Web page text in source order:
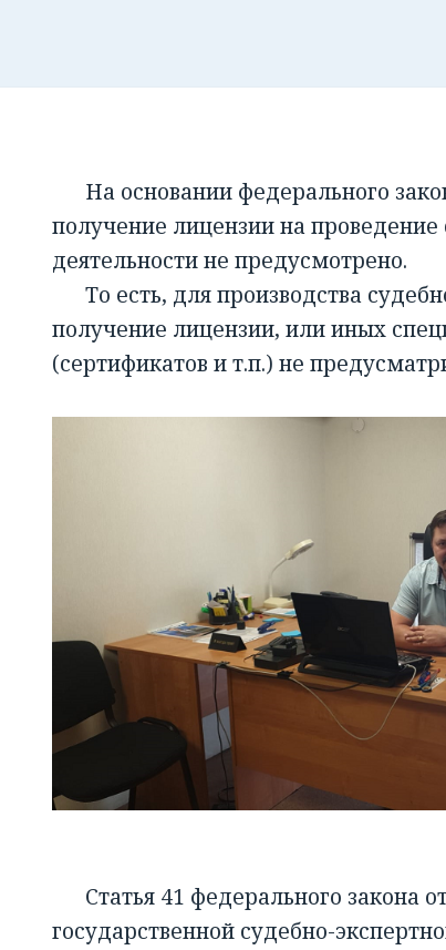
На основании федерального
получение лицензии на проведение
деятельности не предусмотрено.
То есть, для производства
получение лицензии, или иных
(сертификатов и т.п.) не
Статья 41 федерального закона
государственной судебно-